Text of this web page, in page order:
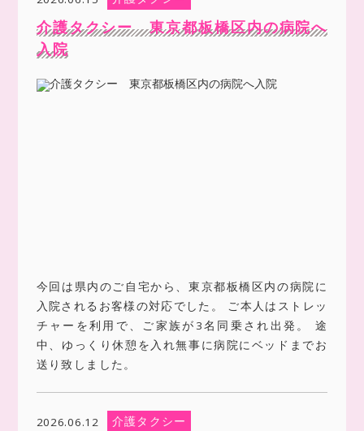
介護タクシー 東京都板橋区内の病院へ
入院
今回は県内のご自宅から、東京都板橋区内の病院に
入院されるお客様の対応でした。 ご本人はストレッ
チャーを利用で、ご家族が3名同乗され出発。 途
中、ゆっくり休憩を入れ無事に病院にベッドまでお
送り致しました。
2026.06.12 介護タクシー